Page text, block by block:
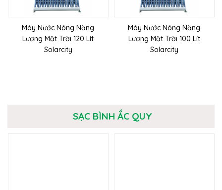
Máy Nước Nóng Năng
Lượng Mặt Trời 120 Lít
Solarcity
Máy Nước Nóng Năng
Lượng Mặt Trời 100 Lít
Solarcity
SẠC BÌNH ẮC QUY